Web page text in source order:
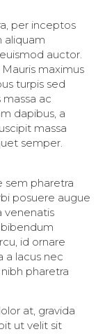
per inceptos
aliquam
auctor.
maximus
turpis sed
ac
dapibus, a
massa
semper.
sem pharetra
posuere augue
venenatis
id ornare
a lacus nec
pharetra
at, gravida
ut velit sit